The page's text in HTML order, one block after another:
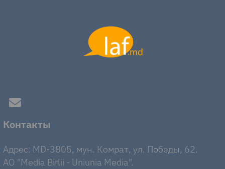
Контакты
Адрес: MD-3805, мун. Комрат, ул. Победы, 62.
AO "Media Birlii - Uniunia Media".